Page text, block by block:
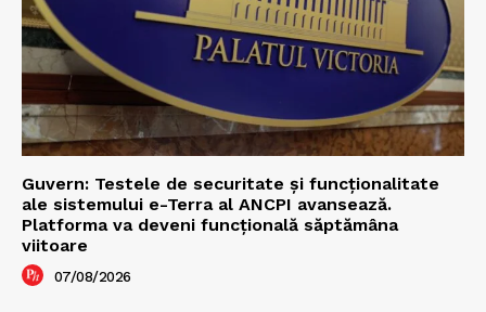
Guvern: Testele de securitate și funcționalitate
ale sistemului e-Terra al ANCPI avansează.
Platforma va deveni funcțională săptămâna
viitoare
07/08/2026